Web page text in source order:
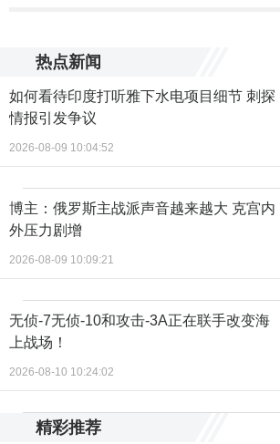
热点新闻
如何看待印度打听雅下水电项目细节 刺探
情报引发争议
2026-08-09 10:04:52
博主：俄罗斯主战派声音越来越大 克宫内
外压力剧增
2026-08-09 10:09:21
无侦-7无侦-10和攻击-3A正在联手改变海
上战场！
2026-08-10 10:24:02
精彩推荐